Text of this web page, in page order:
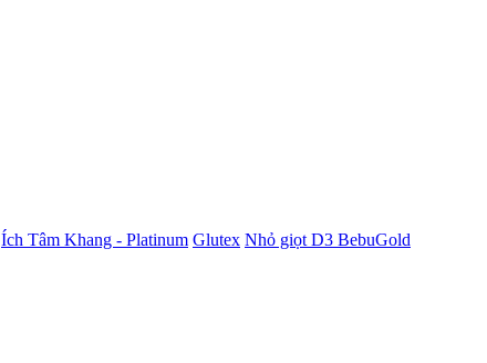
Ích Tâm Khang - Platinum Glutex Nhỏ giọt D3 BebuGold